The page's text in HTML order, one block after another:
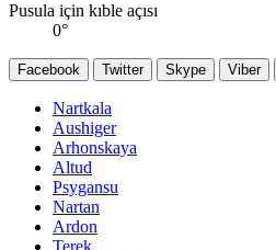
Pusula için kıble açısı
0°
Facebook Twitter Skype Viber
Nartkala
Aushiger
Arhonskaya
Altud
Psygansu
Nartan
Ardon